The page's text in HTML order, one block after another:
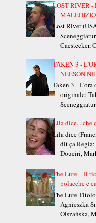
LOST RIVER -
Lost River
Caestecker,
TAKEN 3 -
NEESON
Taken 3 -
originale:
Lila dice... che
Lila dice
dit ça
Doueiri,
The Lure – Il
polacche e
The Lure
Agnieszka
Olszańska,